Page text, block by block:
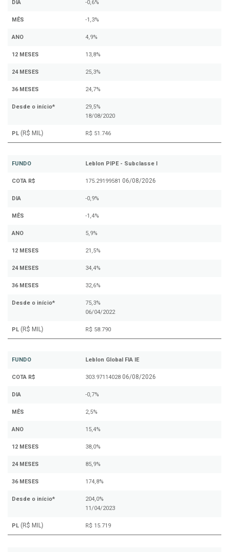
DIA -0,6%
MÊS -1,3%
ANO 4,9%
12 MESES 13,8%
24 MESES 25,3%
36 MESES 24,7%
Desde o início*
29,5%
18/08/2020
PL (R$ MIL) R$ 51.746
FUNDO Leblon PIPE - Subclasse I
COTA R$ 175.29199581 06/08/2026
DIA -0,9%
MÊS -1,4%
ANO 5,9%
12 MESES 21,5%
24 MESES 34,4%
36 MESES 32,6%
Desde o início*
75,3%
06/04/2022
PL (R$ MIL) R$ 58.790
FUNDO Leblon Global FIA IE
COTA R$ 303.97114028 06/08/2026
DIA -0,7%
MÊS 2,5%
ANO 15,4%
12 MESES 38,0%
24 MESES 85,9%
36 MESES 174,8%
Desde o início*
204,0%
11/04/2023
PL (R$ MIL) R$ 15.719